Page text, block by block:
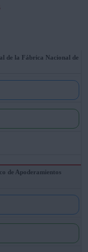
de la Fábrica Nacional de
de Apoderamientos